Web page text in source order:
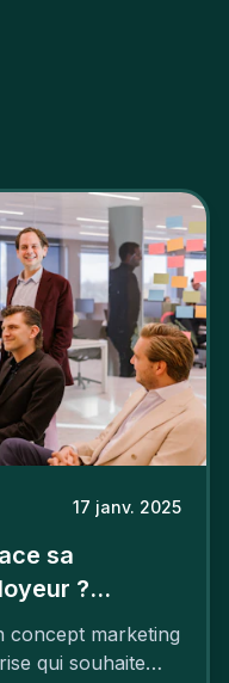
17 janv. 2025
sa
?
concept marketing
qui souhaite